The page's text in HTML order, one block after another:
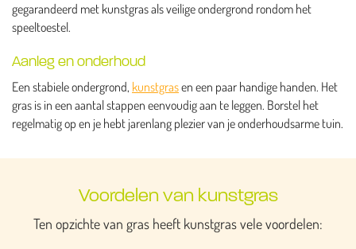
gegarandeerd met kunstgras als veilige ondergrond rondom het
speeltoestel.
Aanleg en onderhoud
Een stabiele ondergrond, kunstgrasen een paar handige handen. Het
gras is in een aantal stappen eenvoudig aan te leggen. Borstel het
regelmatig op en je hebt jarenlang plezier van je onderhoudsarme tuin.
Voordelen van kunstgras
Ten opzichte van gras heeft kunstgras vele voordelen: